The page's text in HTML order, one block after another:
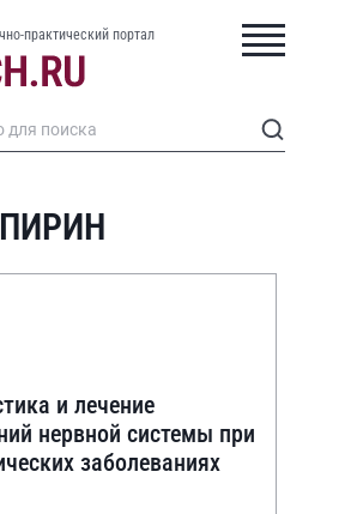
практический портал
и лечение
нервной системы при
заболеваниях